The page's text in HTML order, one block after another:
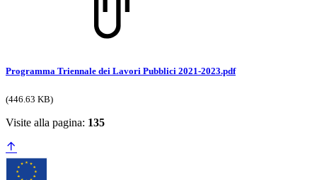
Programma Triennale dei Lavori Pubblici 2021-2023.pdf
(446.63 KB)
Visite alla pagina: 135